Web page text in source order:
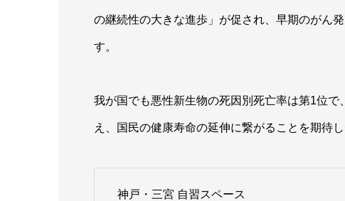
の継続性の大きな進歩」が促され、早期のがん
す。
我が国でも悪性新生物の死因別死亡率は第1位
え、国民の健康寿命の延伸に繋がることを期待し
神戸・三宮 自習スペース